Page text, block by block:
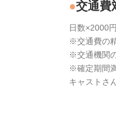
交通費
日数×2000
※交通費の
※交通機関
※確定期間
キャストさ